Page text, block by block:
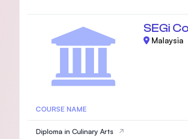
SEGi
Malaysia
COURSE NAME
Diploma in Culinary Arts